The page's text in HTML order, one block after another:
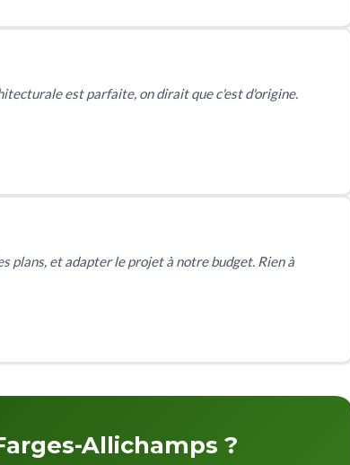
est parfaite, on dirait que c'est d'origine.
plans, et adapter le projet à notre budget. Rien à
Allichamps ?